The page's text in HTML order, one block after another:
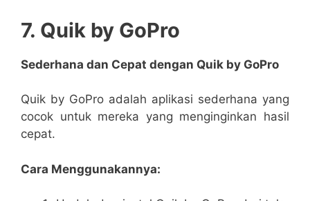
7. Quik by GoPro
Sederhana dan Cepat dengan Quik by GoPro
Quik by GoPro adalah aplikasi sederhana yang
cocok untuk mereka yang menginginkan hasil
cepat.
Cara Menggunakannya: